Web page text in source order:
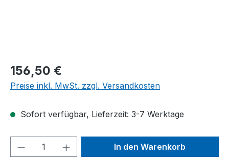
Regulärer Preis:
156,50 €
Preise inkl. MwSt. zzgl. Versandkosten
Sofort verfügbar, Lieferzeit: 3-7 Werktage
Produkt Anzahl: Gib denIn den Warenkorb